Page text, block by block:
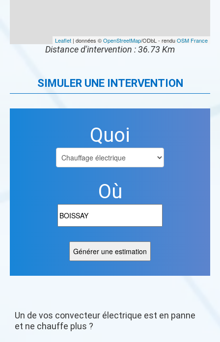
Leaflet | données ©OpenStreetMap/ODbL - renduOSM France
Distance d'intervention : 36.73 Km
SIMULER UNE INTERVENTION
Quoi
Où
Un de vos convecteur électrique est en panne
et ne chauffe plus ?